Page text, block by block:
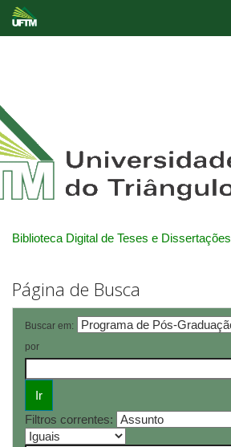
Biblioteca Digital de Teses e Dissertações
Página de Busca
Buscar em:
por
Filtros correntes: